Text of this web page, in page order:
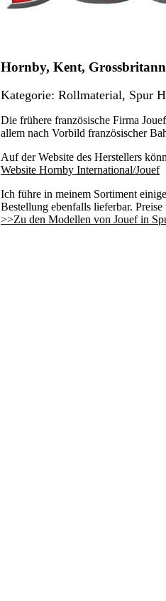
Hornby, Kent,
Kategorie: Rollmaterial, Spur
Die frühere französische Firma
allem nach Vorbild französischer
Auf der Website des Herstellers
Website Hornby International/Jouef
Ich führe in meinem Sortiment
Bestellung ebenfalls lieferbar.
>>Zu den Modellen von Jouef in